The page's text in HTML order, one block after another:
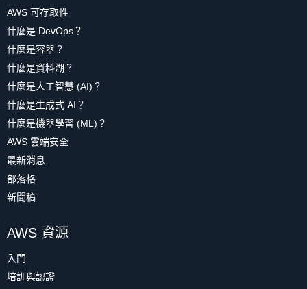
AWS 可存取性
什麼是 DevOps？
什麼是容器？
什麼是資料湖？
什麼是人工智慧 (AI)？
什麼是生成式 AI？
什麼是機器學習 (ML)？
AWS 雲端安全
最新消息
部落格
新聞稿
AWS 資源
入門
培訓與認證